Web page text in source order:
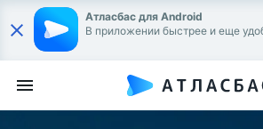
Атласбас для Android
В приложении быстрее и еще